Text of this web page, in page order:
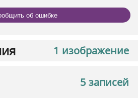
об ошибке
1 изображение
5 записей